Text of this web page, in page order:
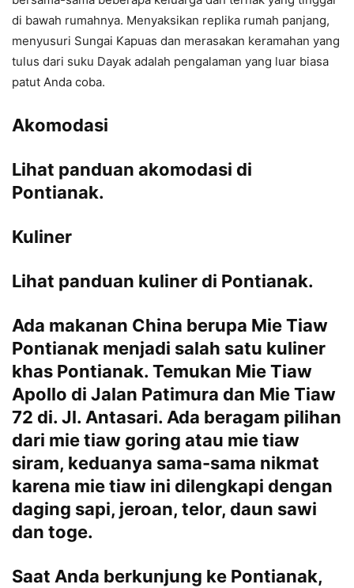
di bawah rumahnya. Menyaksikan replika rumah panjang,
menyusuri Sungai Kapuas dan merasakan keramahan yang
tulus dari suku Dayak adalah pengalaman yang luar biasa
patut Anda coba.
Akomodasi
Lihat panduan akomodasi di
Pontianak.
Kuliner
Lihat panduan kuliner di Pontianak.
Ada makanan China berupa Mie Tiaw
Pontianak menjadi salah satu kuliner
khas Pontianak. Temukan Mie Tiaw
Apollo di Jalan Patimura dan Mie Tiaw
72 di. Jl. Antasari. Ada beragam pilihan
dari mie tiaw goring atau mie tiaw
siram, keduanya sama-sama nikmat
karena mie tiaw ini dilengkapi dengan
daging sapi, jeroan, telor, daun sawi
dan toge.
Saat Anda berkunjung ke Pontianak,